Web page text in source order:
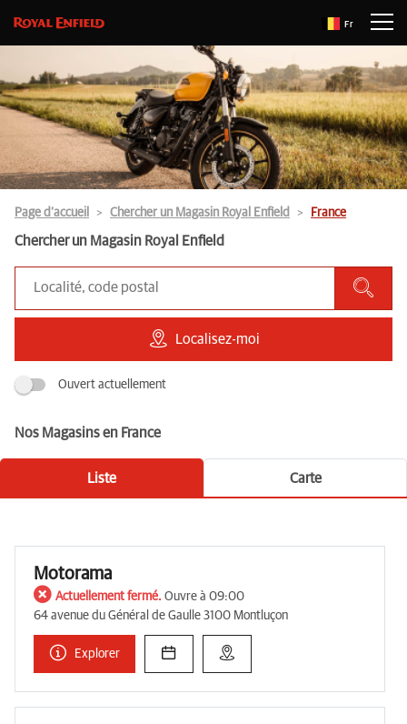
Fr
Page d’accueil Chercher un Magasin Royal Enfield France
Chercher un Magasin Royal Enfield
Localisez-moi
Ouvert actuellement
Nos Magasins en France
Liste Carte
Motorama
Actuellement fermé. Ouvre à 09:00
64 avenue du Général de Gaulle 3100 Montluçon
Explorer